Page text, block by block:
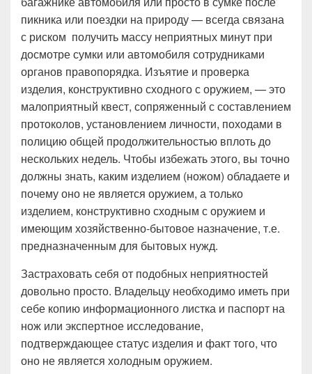
пикника или поездки на природу — всегда связана
с риском получить массу неприятных минут при
досмотре сумки или автомобиля сотрудниками
органов правопорядка. Изъятие и проверка
изделия, конструктивно сходного с оружием, — это
малоприятный квест, сопряженный с составлением
протоколов, установлением личности, походами в
полицию общей продолжительностью вплоть до
нескольких недель. Чтобы избежать этого, вы точно
должны знать, каким изделием (ножом) обладаете и
почему оно не является оружием, а только
изделием, конструктивно сходным с оружием и
имеющим хозяйственно-бытовое назначение, т.е.
предназначенным для бытовых нужд.
Застраховать себя от подобных неприятностей
довольно просто. Владельцу необходимо иметь при
себе копию информационного листка и паспорт на
нож или экспертное исследование,
подтверждающее статус изделия и факт того, что
оно не является холодным оружием.